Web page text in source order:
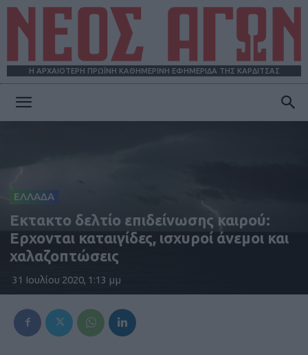
Η ΑΡΧΑΙΟΤΕΡΗ ΠΡΩΪΝΗ ΚΑΘΗΜΕΡΙΝΗ ΕΦΗΜΕΡΙΔΑ ΤΗΣ ΚΑΡΔΙΤΣΑΣ
ΕΛΛΑΔΑ
Εκτακτο δελτίο επιδείνωσης καιρού:
Ερχονται καταιγίδες, ισχυροί άνεμοι και
χαλαζοπτώσεις
31 Ιουλίου 2020, 1:13 μμ